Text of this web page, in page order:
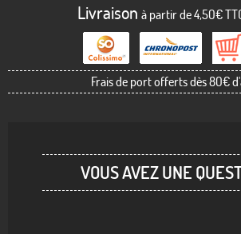
Livraison à partir de 4,50€
Frais de port offerts dès 80€
VOUS AVEZ UNE